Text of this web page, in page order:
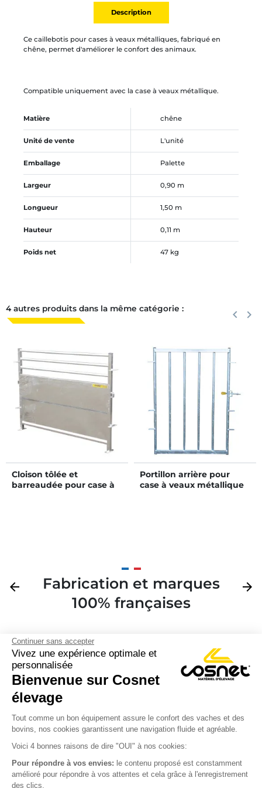
Continuer sans accepter
Vivez une expérience optimale et
personnalisée
Bienvenue sur Cosnet
élevage
Tout comme un bon équipement assure le confort des vaches et des
bovins, nos cookies garantissent une navigation fluide et agréable.
Voici 4 bonnes raisons de dire "OUI" à nos cookies:
Pour répondre à vos envies: le contenu proposé est constamment
amélioré pour répondre à vos attentes et cela grâce à l'enregistrement
des clics.
Description
Ce caillebotis pour cases à veaux métalliques, fabriqué en
chêne, permet d'améliorer le confort des animaux.
Compatible uniquement avec la case à veaux métallique.
Matière chêne
Unité de vente L'unité
Emballage Palette
Largeur 0,90 m
Longueur 1,50 m
Hauteur 0,11 m
Poids net 47 kg
4 autres produits dans la même catégorie : keyboard_arrow_left keyboard_arrow_right
Cloison tôlée et
barreaudée pour case à
Portillon arrière pour
case à veaux métallique
Précédent
arrow_back
Fabrication et marques
100% françaises
arrow_forward